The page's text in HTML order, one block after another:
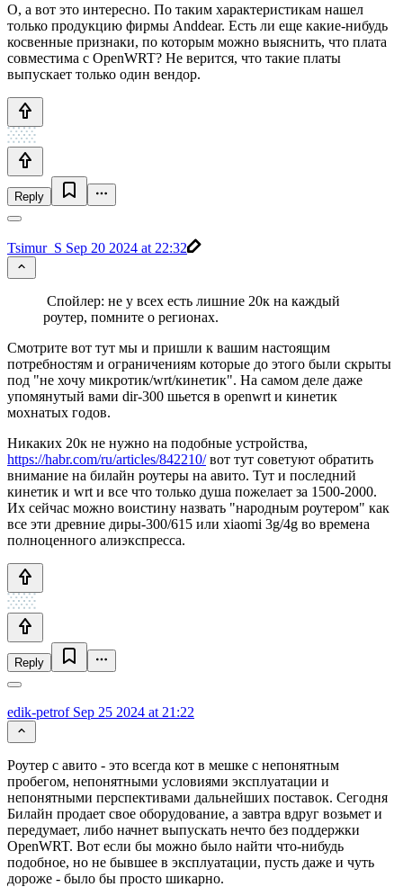
О, а вот это интересно. По таким характеристикам нашел
только продукцию фирмы Anddear. Есть ли еще какие-нибудь
косвенные признаки, по которым можно выяснить, что плата
совместима с OpenWRT? Не верится, что такие платы
выпускает только один вендор.
Reply
Tsimur_S Sep 20 2024 at 22:32
Спойлер: не у всех есть лишние 20к на каждый
роутер, помните о регионах.
Смотрите вот тут мы и пришли к вашим настоящим
потребностям и ограничениям которые до этого были скрыты
под "не хочу микротик/wrt/кинетик". На самом деле даже
упомянутый вами dir-300 шьется в openwrt и кинетик
мохнатых годов.
Никаких 20к не нужно на подобные устройства,
https://habr.com/ru/articles/842210/вот тут советуют обратить
внимание на билайн роутеры на авито. Тут и последний
кинетик и wrt и все что только душа пожелает за 1500-2000.
Их сейчас можно воистину назвать "народным роутером" как
все эти древние диры-300/615 или xiaomi 3g/4g во времена
полноценного алиэкспресса.
Reply
edik-petrofSep 25 2024 at 21:22
Роутер с авито - это всегда кот в мешке с непонятным
пробегом, непонятными условиями эксплуатации и
непонятными перспективами дальнейших поставок. Сегодня
Билайн продает свое оборудование, а завтра вдруг возьмет и
передумает, либо начнет выпускать нечто без поддержки
OpenWRT. Вот если бы можно было найти что-нибудь
подобное, но не бывшее в эксплуатации, пусть даже и чуть
дороже - было бы просто шикарно.